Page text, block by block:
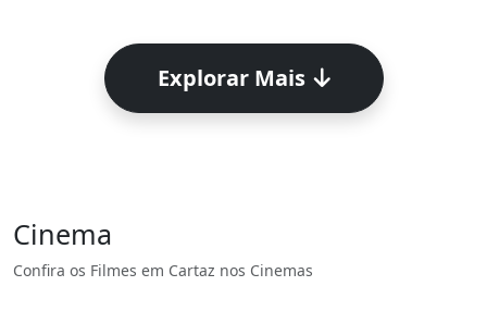
Explorar Mais
Cinema
Confira os Filmes em Cartaz nos Cinemas